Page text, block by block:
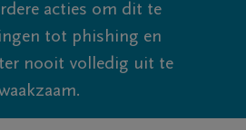
acties om dit te
tot phishing en
nooit volledig uit te